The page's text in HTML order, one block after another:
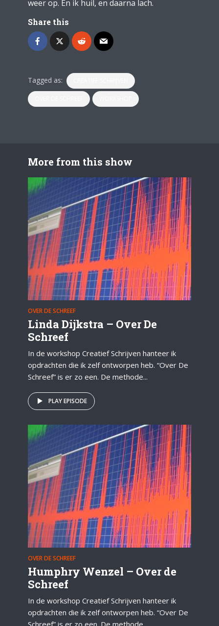
weer op. En ik huil, en daarna lach.
Share this
Tagged as:
More from this show
OVER DE SCHREEF
Linda Dijkstra – Over De
Schreef
In de workshop Creatief Schrijven hanteer ik
opdrachten die ik zelf ontworpen heb. “Over De
Schreef” is er zo een. De methode...
PLAY EPISODE
OVER DE SCHREEF
Humphry Wenzel – Over de
Schreef
In de workshop Creatief Schrijven hanteer ik
opdrachten die ik zelf ontworpen heb. “Over De
Schreef” is er zo een. De methode...